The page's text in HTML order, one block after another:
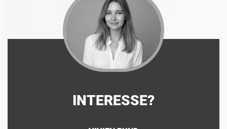
INTERESSE?